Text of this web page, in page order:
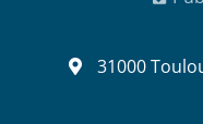
31000